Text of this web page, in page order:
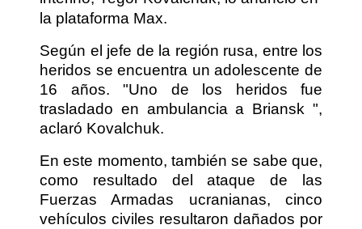
la plataforma Max.
Según el jefe de la región rusa, entre los
heridos se encuentra un adolescente de
16 años. "Uno de los heridos fue
trasladado en ambulancia a Briansk ",
aclaró Kovalchuk.
En este momento, también se sabe que,
como resultado del ataque de las
Fuerzas Armadas ucranianas, cinco
vehículos civiles resultaron dañados por